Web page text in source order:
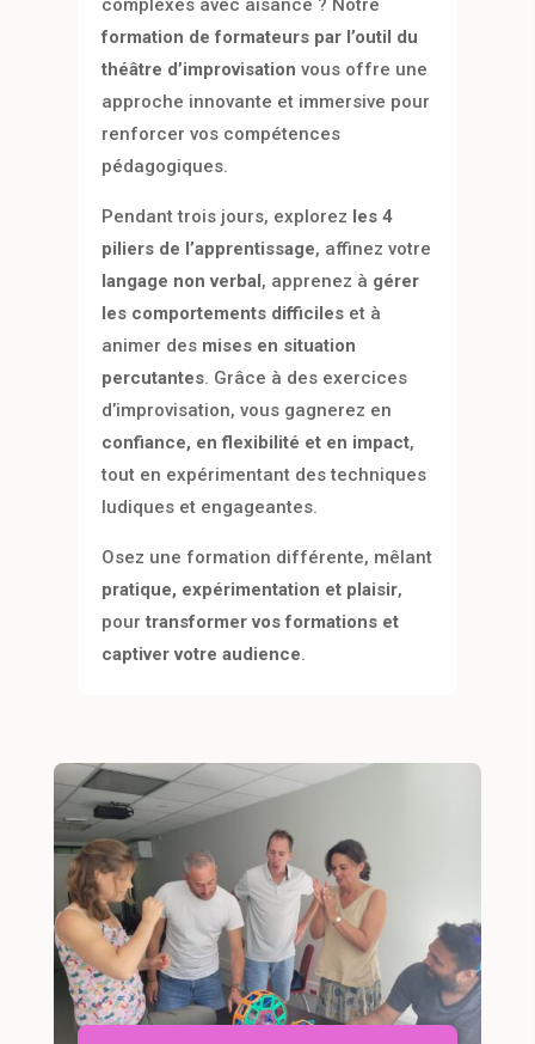
complexes avec aisance ? Notre
formation de formateurs par l’outil du
théâtre d’improvisation vous offre une
approche innovante et immersive pour
renforcer vos compétences
pédagogiques.
Pendant trois jours, explorez les 4
piliers de l’apprentissage, affinez votre
langage non verbal, apprenez à gérer
les comportements difficileset à
animer des mises en situation
percutantes. Grâce à des exercices
d’improvisation, vous gagnerez en
confiance, en flexibilité et en impact,
tout en expérimentant des techniques
ludiques et engageantes.
Osez une formation différente, mêlant
pratique, expérimentation et plaisir,
pour transformer vos formations et
captiver votre audience.